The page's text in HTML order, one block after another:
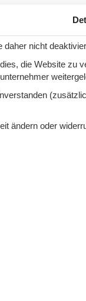
Zu Favoriten
Ab EUR
Mehr
daher nicht
die Website zu
ändern oder